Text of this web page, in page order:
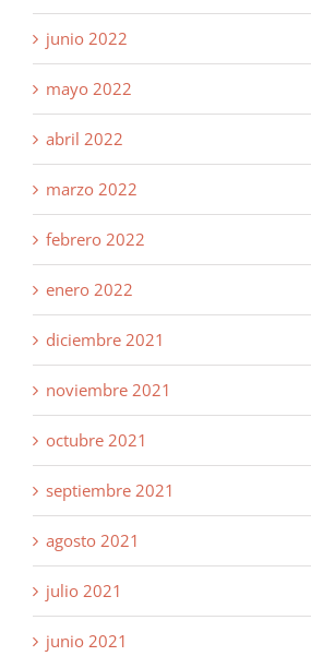
junio 2022
mayo 2022
abril 2022
marzo 2022
febrero 2022
enero 2022
diciembre 2021
noviembre 2021
octubre 2021
septiembre 2021
agosto 2021
julio 2021
junio 2021